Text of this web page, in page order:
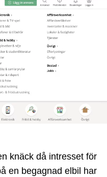
knäck då intresset för
en begagnad elbil har